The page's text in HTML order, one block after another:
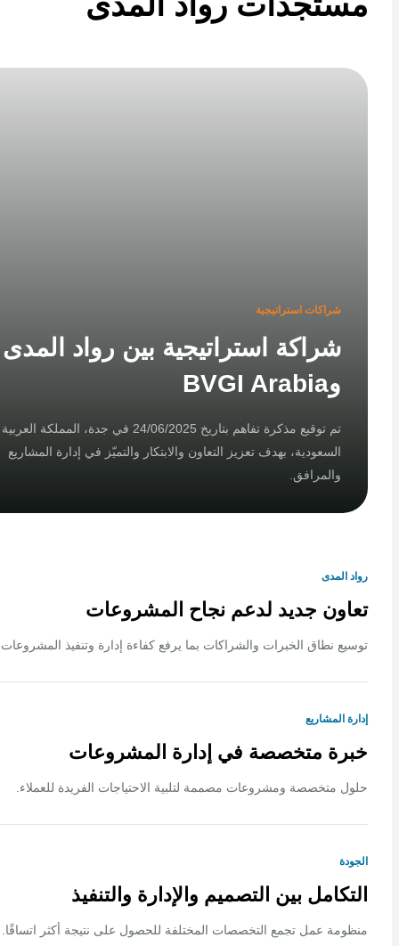
شراكات استراتيجية
شراكة استراتيجية بين رواد المدى
تم توقيع مذكرة تفاهم بتاريخ 24/06/2025 في جدة، المملكة العربية
السعودية، بهدف تعزيز التعاون والابتكار والتميّز في إدارة المشاريع
جديد لدعم نجاح المشروعات
نطاق الخبرات والشراكات بما يرفع كفاءة إدارة وتنفيذ المشروعات.
المشاريع
متخصصة في إدارة المشروعات
متخصصة ومشروعات مصممة لتلبية الاحتياجات الفريدة للعملاء.
بين التصميم والإدارة والتنفيذ
عمل تجمع التخصصات المختلفة للحصول على نتيجة أكثر اتساقًا.